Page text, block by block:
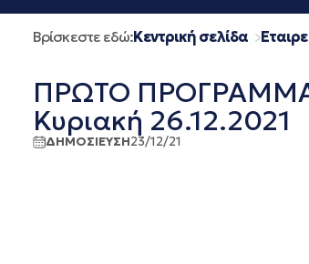
Βρίσκεστε εδώ:Κεντρική σελίδα
ΠΡΩΤΟ ΠΡΟΓΡΑΜΜΑ:
Κυριακή 26.12.2021
ΔΗΜΟΣΙΕΥΣΗ23/12/21